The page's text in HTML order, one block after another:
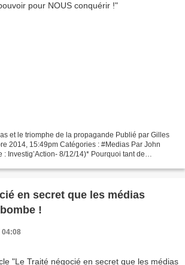
et le triomphe de la propagande Publié par Gilles
2014, 15:49pm Catégories : #Medias Par John
: Investig’Action- 8/12/14)* Pourquoi tant de
en secret que les médias
!
04:08